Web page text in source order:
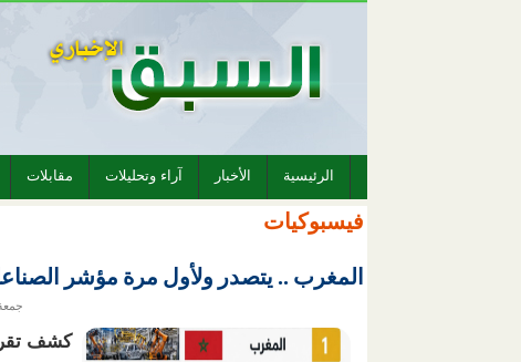
الرئيسية الأخبار آراء وتحليلات مقابلات
فيسبوكيات
المغرب .. يتصدر ولأول مرة مؤشر
جمعة, 29/05/2026 -
كشف